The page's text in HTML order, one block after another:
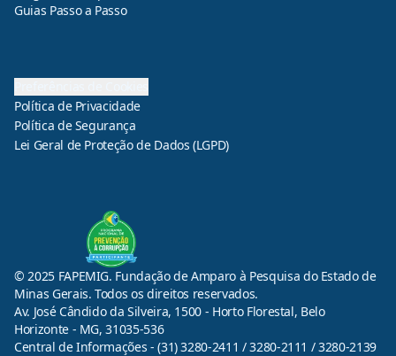
Guias Passo a Passo
Política de Privacidade
Política de Segurança
Lei Geral de Proteção de Dados (LGPD)
© 2025 FAPEMIG. Fundação de Amparo à Pesquisa do Estado de
Minas Gerais. Todos os direitos reservados.
Av. José Cândido da Silveira, 1500 - Horto Florestal, Belo
Horizonte - MG, 31035-536
Central de Informações - (31) 3280-2411 / 3280-2111 / 3280-2139